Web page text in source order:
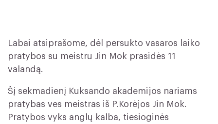
Labai atsiprašome, dėl persukto vasaros laiko
pratybos su meistru Jin Mok prasidės 11
valandą.
Šį sekmadienį Kuksando akademijos nariams
pratybas ves meistras iš P.Korėjos Jin Mok.
Pratybos vyks anglų kalba, tiesioginės